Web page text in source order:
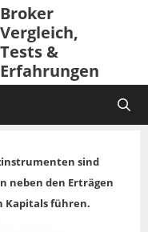
Broker
Vergleich,
Tests &
Erfahrungen
sind
neben den Erträgen
Kapitals führen.